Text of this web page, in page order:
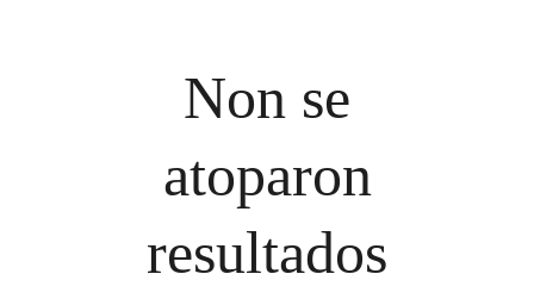
Non se
atoparon
resultados